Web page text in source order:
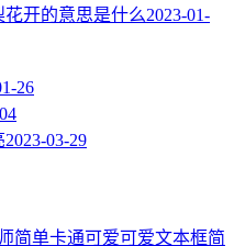
开的意思是什么2023-01-
26
2023-03-29
简单卡通可爱可爱文本框简